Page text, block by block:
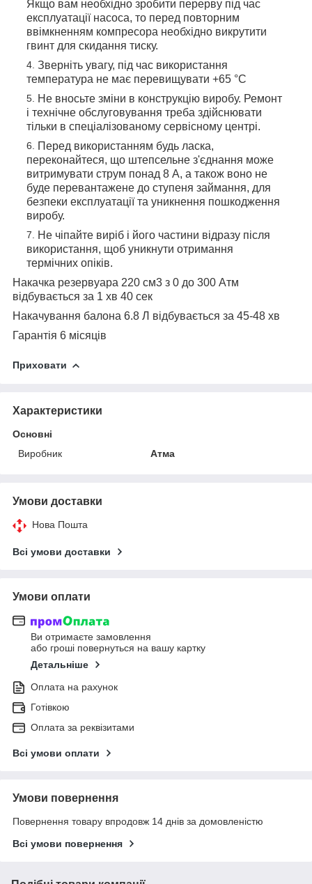
Якщо вам необхідно зробити перерву під час
експлуатації насоса, то перед повторним
ввімкненням компресора необхідно викрутити
гвинт для скидання тиску.
Зверніть увагу, під час використання
температура не має перевищувати +65 °C
Не вносьте зміни в конструкцію виробу. Ремонт
і технічне обслуговування треба здійснювати
тільки в спеціалізованому сервісному центрі.
Перед використанням будь ласка,
переконайтеся, що штепсельне з'єднання може
витримувати струм понад 8 А, а також воно не
буде перевантажене до ступеня займання, для
безпеки експлуатації та уникнення пошкодження
виробу.
Не чіпайте виріб і його частини відразу після
використання, щоб уникнути отримання
термічних опіків.
Накачка резервуара 220 см3 з 0 до 300 Атм
відбувається за 1 хв 40 сек
Накачування балона 6.8 Л відбувається за 45-48 хв
Гарантія 6 місяців
Приховати
Характеристики
Основні
Виробник
Атма
Умови доставки
Нова Пошта
Всі умови доставки
Умови оплати
Ви отримаєте замовлення
або гроші повернуться на вашу картку
Детальніше
Оплата на рахунок
Готівкою
Оплата за реквізитами
Всі умови оплати
Умови повернення
Повернення товару впродовж 14 днів за домовленістю
Всі умови повернення